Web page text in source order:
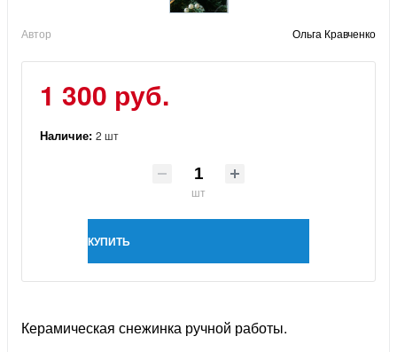
Автор Ольга Кравченко
1 300 руб.
Наличие: 2 шт
шт
КУПИТЬ
Керамическая снежинка ручной работы.